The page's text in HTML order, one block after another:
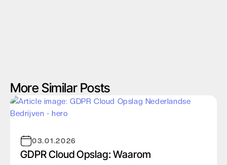
More Similar Posts
03.01.2026
GDPR Cloud Opslag: Waarom